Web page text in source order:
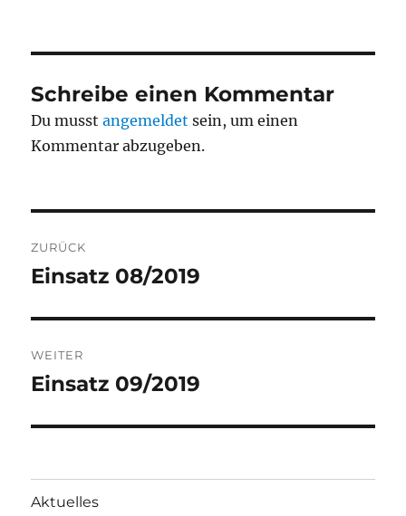
Schreibe einen Kommentar
Du musstangemeldet sein, um einen
Kommentar abzugeben.
ZURÜCK
Vorheriger
Einsatz 08/2019
WEITER
Nächster
Einsatz 09/2019
Aktuelles